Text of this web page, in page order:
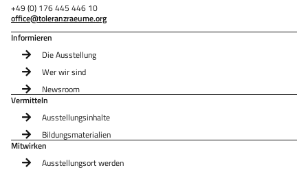
+49 (0) 176 445 446 10
office@toleranzraeume.org
Informieren
Die Ausstellung
Wer wir sind
Newsroom
Vermitteln
Ausstellungsinhalte
Bildungsmaterialien
Mitwirken
Ausstellungsort werden